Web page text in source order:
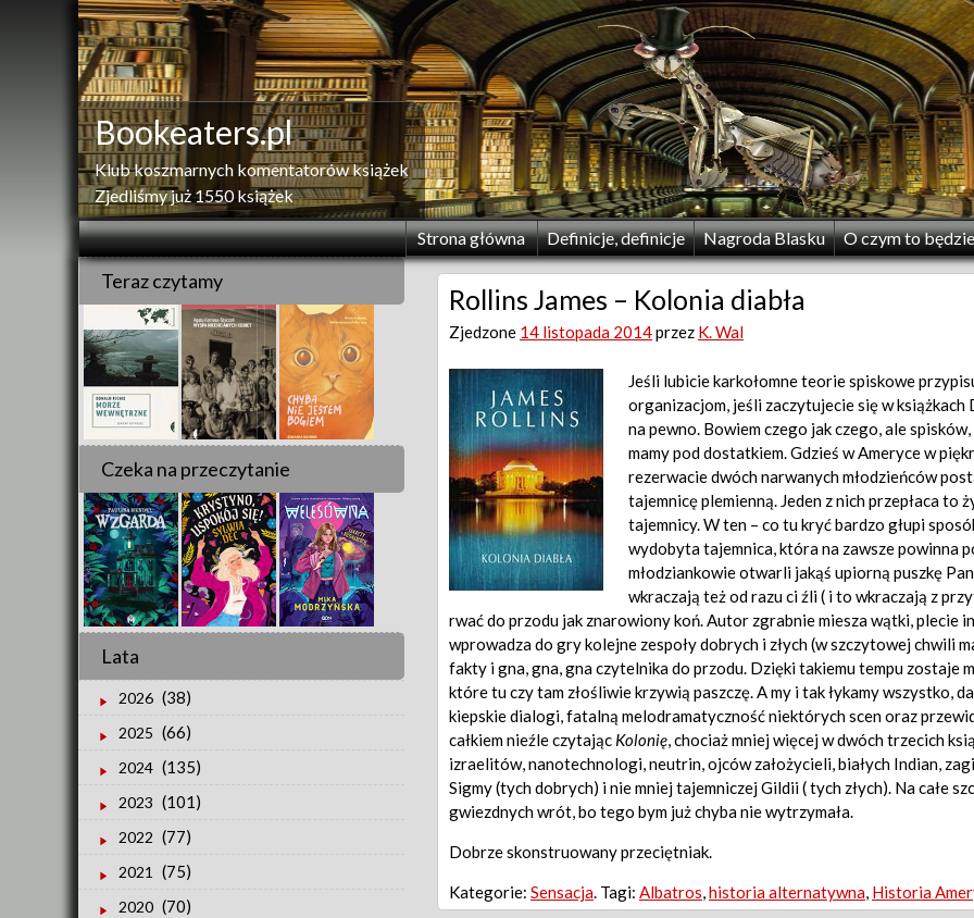
Bookeaters.pl
Klub koszmarnych komentatorów książek
Zjedliśmy już 1550 książek
Strona główna Definicje, definicje Nagroda Blasku O czym to będzie
Rollins James – Kolonia diabła
Zjedzone 14 listopada 2014przez K. Wal
Jeśli lubicie karkołomne teorie spiskowe
organizacjom, jeśli zaczytujecie się w książkach
na pewno. Bowiem czego jak czego, ale
mamy pod dostatkiem. Gdzieś w Ameryce w
rezerwacie dwóch narwanych młodzieńców
tajemnicę plemienną. Jeden z nich przepłaca to
tajemnicy. W ten – co tu kryć bardzo głupi
wydobyta tajemnica, która na zawsze powinna
młodziankowie otwarli jakąś upiorną puszkę
wkraczają też od razu ci źli ( i to wkraczają z
rwać do przodu jak znarowiony koń. Autor zgrabnie miesza wątki, plecie
wprowadza do gry kolejne zespoły dobrych i złych (w szczytowej chwili
fakty i gna, gna, gna czytelnika do przodu. Dzięki takiemu tempu zostaje
które tu czy tam złośliwie krzywią paszczę. A my i tak łykamy wszystko,
kiepskie dialogi, fatalną melodramatyczność niektórych scen oraz
całkiem nieźle czytając Kolonię , chociaż mniej więcej w dwóch trzecich
izraelitów, nanotechnologi, neutrin, ojców założycieli, białych Indian,
Sigmy (tych dobrych) i nie mniej tajemniczej Gildii ( tych złych). Na całe
gwiezdnych wrót, bo tego bym już chyba nie wytrzymała.
Dobrze skonstruowany przeciętniak.
Kategorie: Sensacja . Tagi: Albatros historia alternatywna Historia
Teraz czytamy
Czeka na przeczytanie
Lata
2026 (38)
2025 (66)
2024 (135)
2023 (101)
2022 (77)
2021 (75)
2020 (70)